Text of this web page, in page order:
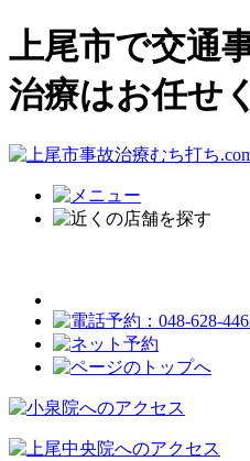
上尾市で交通
治療はお任せ